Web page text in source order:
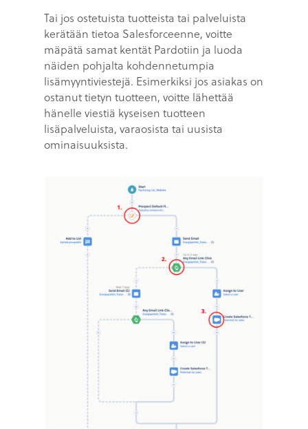
Tai jos ostetuista tuotteista tai palveluista
kerätään tietoa Salesforceenne, voitte
mäpätä samat kentät Pardotiin ja luoda
näiden pohjalta kohdennetumpia
lisämyyntiviestejä. Esimerkiksi jos asiakas on
ostanut tietyn tuotteen, voitte lähettää
hänelle viestiä kyseisen tuotteen
lisäpalveluista, varaosista tai uusista
ominaisuuksista.